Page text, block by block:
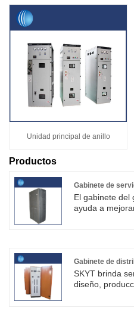
Unidad principal de anillo
Productos
Gabinete de
El gabinete del
ayuda a
soluciones de
eléctrica
tanto en
Gabinete de
SKYT brinda
diseño,